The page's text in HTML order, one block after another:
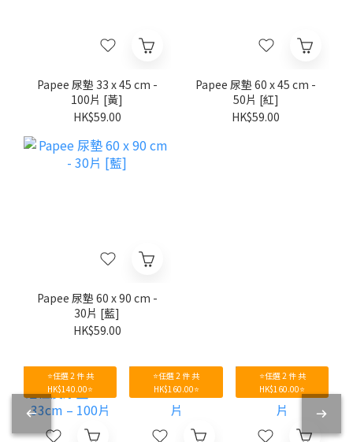
Papee 尿墊 33 x 45 cm -
100片 [黃]
HK$59.00
Papee 尿墊 60 x 45 cm -
50片 [紅]
HK$59.00
Papee 尿墊 60 x 90 cm -
30片 [藍]
HK$59.00
⭐任選 2 件 共
HK$140.00⭐
⭐任選 2 件 共
HK$160.00⭐
⭐任選 2 件 共
HK$160.00⭐